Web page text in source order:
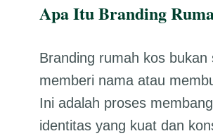
Apa Itu Branding
Branding rumah kos bukan
memberi nama atau
Ini adalah proses
identitas yang kuat dan